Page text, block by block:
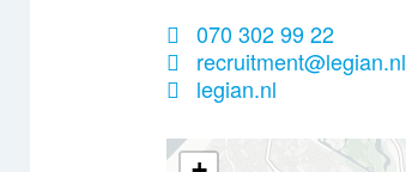
070 302 99 22
recruitment@legian.nl
legian.nl